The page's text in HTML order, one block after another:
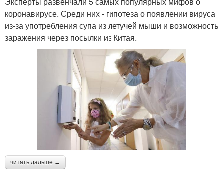
коронавирусе. Среди них - гипотеза о появлении вируса
из-за употребления супа из летучей мыши и возможность
заражения через посылки из Китая.
читать дальше →